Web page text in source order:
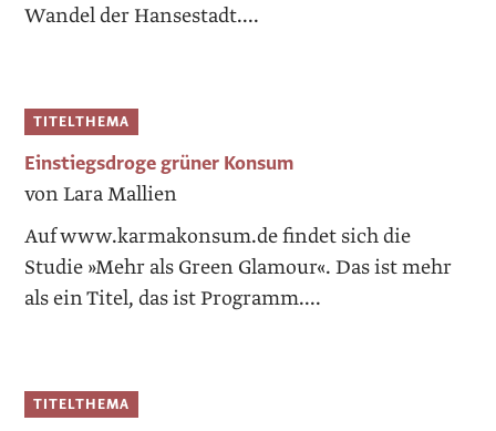
Wandel der Hansestadt....
TITELTHEMA
Einstiegsdroge grüner Konsum
von Lara Mallien
Auf www.karmakonsum.de findet sich die
Studie »Mehr als Green Glamour«. Das ist mehr
als ein Titel, das ist Programm....
TITELTHEMA